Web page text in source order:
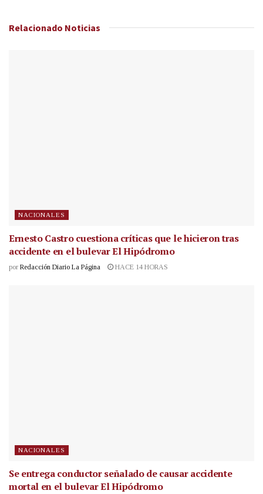
Relacionado Noticias
NACIONALES
Ernesto Castro cuestiona críticas que le hicieron tras
accidente en el bulevar El Hipódromo
por Redacción Diario La Página HACE 14 HORAS
NACIONALES
Se entrega conductor señalado de causar accidente
mortal en el bulevar El Hipódromo